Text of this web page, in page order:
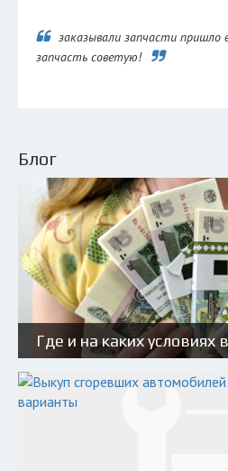
заказывали запчасти пришло
запчасть советую!
Блог